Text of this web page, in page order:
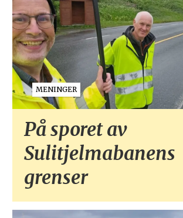
MENINGER
På sporet av
Sulitjelmabanens
grenser